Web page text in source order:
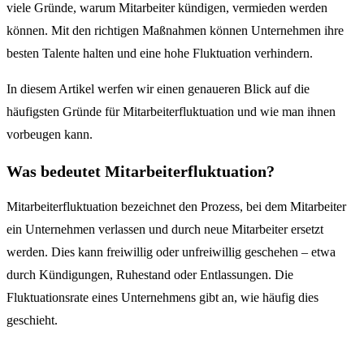
viele Gründe, warum Mitarbeiter kündigen, vermieden werden
können. Mit den richtigen Maßnahmen können Unternehmen ihre
besten Talente halten und eine hohe Fluktuation verhindern.
In diesem Artikel werfen wir einen genaueren Blick auf die
häufigsten Gründe für Mitarbeiterfluktuation und wie man ihnen
vorbeugen kann.
Was bedeutet Mitarbeiterfluktuation?
Mitarbeiterfluktuation bezeichnet den Prozess, bei dem Mitarbeiter
ein Unternehmen verlassen und durch neue Mitarbeiter ersetzt
werden. Dies kann freiwillig oder unfreiwillig geschehen – etwa
durch Kündigungen, Ruhestand oder Entlassungen. Die
Fluktuationsrate eines Unternehmens gibt an, wie häufig dies
geschieht.